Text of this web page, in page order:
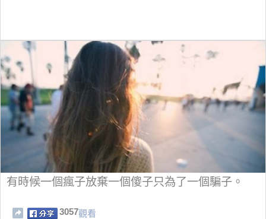
有時候一個瘋子放棄一個傻子只為了一個騙子。
3057觀看